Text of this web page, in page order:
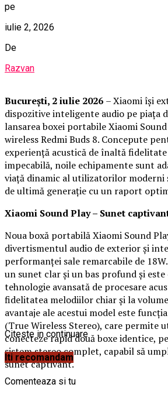
pe
iulie 2, 2026
De
Razvan
București, 2 iulie 2026 – Xiaomi își
dispozitive inteligente audio pe piața
lansarea boxei portabile Xiaomi
wireless Redmi Buds 8. Concepute
experiență acustică de înaltă
impecabilă, noile echipamente sunt
viață dinamic al utilizatorilor moderni
de ultimă generație cu un raport
Xiaomi Sound Play – Sunet
Noua boxă portabilă Xiaomi Sound
divertismentul audio de exterior și
performanței sale remarcabile de
un sunet clar și un bas profund și
tehnologie avansată de procesare
fidelitatea melodiilor chiar și la
avantaje ale acestui model este
(True Wireless Stereo), care permite
conecteze rapid două boxe identice,
sistem stereo complet, capabil să
sunet captivant.
Citeste in continuare
Iti recomandam
Comenteaza si tu